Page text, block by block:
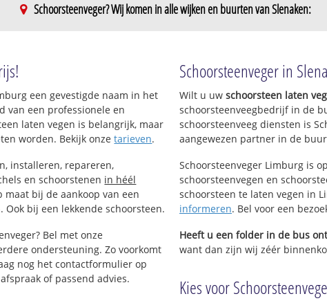
Schoorsteenveger? Wij komen in alle wijken en buurten van Slenaken:
een gevestigde naam in het
van een professionele en
laten vegen is belangrijk, maar
worden. Bekijk onzetarieven.
installeren, repareren,
en schoorstenen in héél
maat bij de aankoop van een
Ook bij een lekkende schoorsteen.
Bel met onze
ondersteuning. Zo voorkomt
nog het contactformulier op
of passend advies.
Schoorsteenveger in
Wilt u uw schoorsteen laten
schoorsteenveegbedrijf in de
schoorsteenveeg diensten is
aangewezen partner in de
Schoorsteenveger Limburg is
schoorsteenvegen en
schoorsteen te laten vegen in
informeren. Bel voor een
Heeft u een folder in de bus
want dan zijn wij zéér
Kies voor